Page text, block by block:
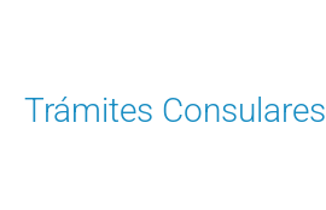
Trámites Consulares